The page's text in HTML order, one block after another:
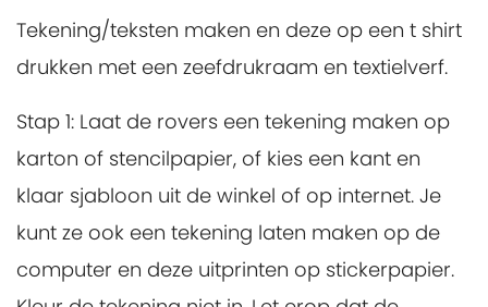
Tekening/teksten maken en deze op een t shirt
drukken met een zeefdrukraam en textielverf.
Stap 1: Laat de rovers een tekening maken op
karton of stencilpapier, of kies een kant en
klaar sjabloon uit de winkel of op internet. Je
kunt ze ook een tekening laten maken op de
computer en deze uitprinten op stickerpapier.